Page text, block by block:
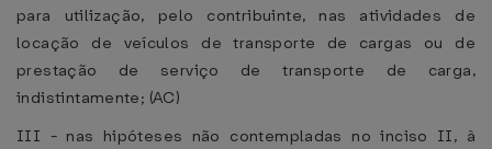
para utilização, pelo contribuinte, nas atividades de
locação de veículos de transporte de cargas ou de
prestação de serviço de transporte de carga,
indistintamente; (AC)
III - nas hipóteses não contempladas no inciso II, à